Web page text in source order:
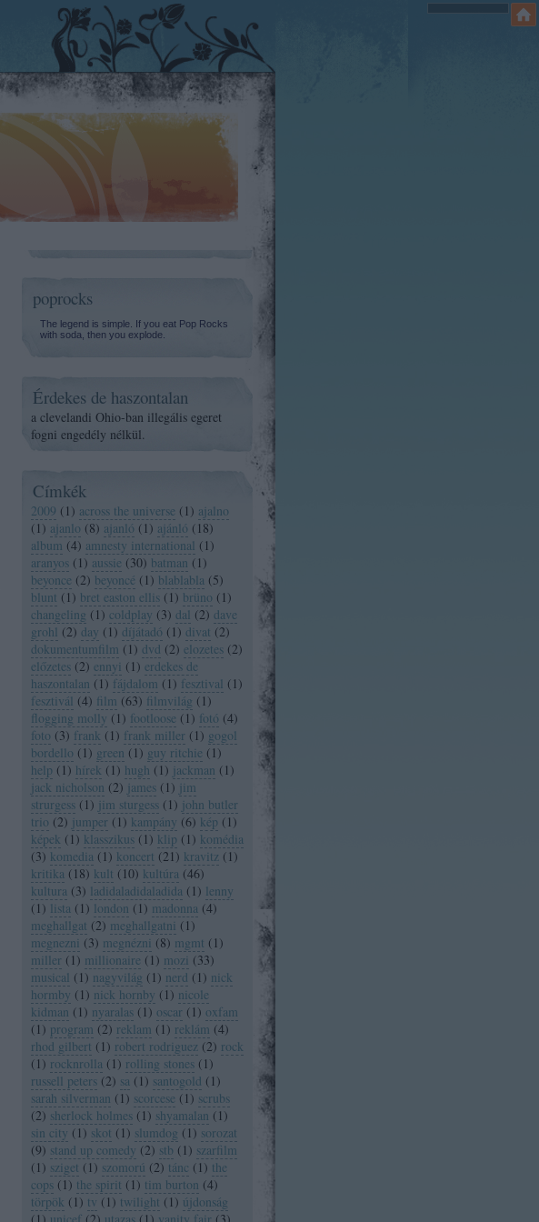
poprocks
The legend is simple. If you eat Pop Rocks
with soda, then you explode.
Érdekes de haszontalan
a clevelandi Ohio-ban illegális egeret
fogni engedély nélkül.
Címkék
2009 ( 1 ) across the universe ( 1 ) ajalno
( 1 ) ajanlo (8) ajanló ( 1 ) ajánló ( 18)
album (4) amnesty international ( 1 )
aranyos ( 1 ) aussie (30) batman ( 1 )
beyonce (2) beyoncé ( 1 ) blablabla (5)
blunt ( 1 ) bret easton ellis ( 1 ) brüno ( 1 )
changeling ( 1 ) coldplay (3) dal (2) dave
grohl (2) day ( 1 ) díjátadó ( 1 ) divat (2)
dokumentumfilm ( 1 ) dvd (2) elozetes (2)
előzetes (2) ennyi ( 1 ) erdekes de
haszontalan ( 1 ) fájdalom ( 1 ) fesztival ( 1 )
fesztivál (4) film (63) filmvilág ( 1 )
flogging molly ( 1 ) footloose ( 1 ) fotó (4)
foto (3) frank ( 1 ) frank miller ( 1 ) gogol
bordello ( 1 ) green ( 1 ) guy ritchie ( 1 )
help ( 1 ) hírek ( 1 ) hugh ( 1 ) jackman ( 1 )
jack nicholson (2) james ( 1 ) jim
strurgess ( 1 ) jim sturgess ( 1 ) john butler
trio (2) jumper ( 1 ) kampány (6) kép ( 1 )
képek ( 1 ) klasszikus ( 1 ) klip ( 1 ) komédia
(3) komedia ( 1 ) koncert (21 ) kravitz ( 1 )
kritika ( 18) kult ( 10) kultúra (46)
kultura (3) ladidaladidaladida ( 1 ) lenny
( 1 ) lista ( 1 ) london ( 1 ) madonna (4)
meghallgat (2) meghallgatni ( 1 )
megnezni (3) megnézni (8) mgmt ( 1 )
miller ( 1 ) millionaire ( 1 ) mozi (33)
musical ( 1 ) nagyvilág ( 1 ) nerd ( 1 ) nick
hormby ( 1 ) nick hornby ( 1 ) nicole
kidman ( 1 ) nyaralas ( 1 ) oscar ( 1 ) oxfam
( 1 ) program (2) reklam ( 1 ) reklám (4)
rhod gilbert ( 1 ) robert rodriguez (2) rock
( 1 ) rocknrolla ( 1 ) rolling stones ( 1 )
russell peters (2) sa ( 1 ) santogold ( 1 )
sarah silverman ( 1 ) scorcese ( 1 ) scrubs
(2) sherlock holmes ( 1 ) shyamalan ( 1 )
sin city ( 1 ) skot ( 1 ) slumdog ( 1 ) sorozat
(9) stand up comedy (2) stb ( 1 ) szarfilm
( 1 ) sziget ( 1 ) szomorú (2) tánc ( 1 ) the
cops ( 1 ) the spirit ( 1 ) tim burton (4)
törpök ( 1 ) tv ( 1 ) twilight ( 1 ) újdonság